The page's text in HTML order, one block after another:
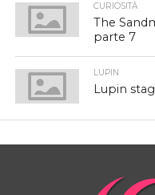
CURIOSITÀ
The
parte 7
LUPIN
Lupin